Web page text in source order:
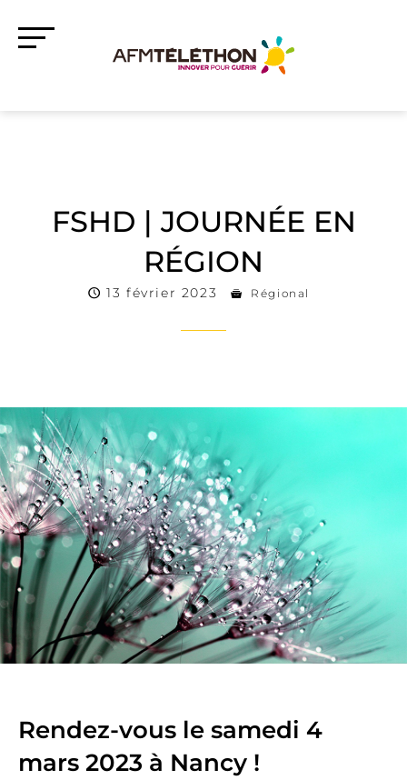
FSHD | JOURNÉE EN
RÉGION
13 février 2023 Régional
Rendez-vous le samedi 4
mars 2023 à Nancy !